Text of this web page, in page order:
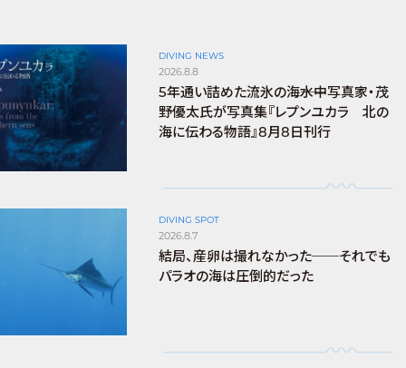
DIVING NEWS
2026.8.8
5年通い詰めた流氷の海――水中写真家・茂
野優太氏が写真集『レプンユカラ 北の
海に伝わる物語』8月8日刊行
DIVING SPOT
2026.8.7
結局、産卵は撮れなかった──それでも
パラオの海は圧倒的だった